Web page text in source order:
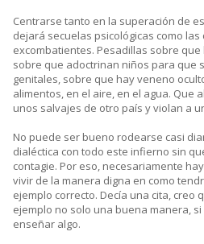
Centrarse tanto en la superación de
dejará secuelas psicológicas como
excombatientes. Pesadillas sobre
sobre que adoctrinan niños para que
genitales, sobre que hay veneno
alimentos, en el aire, en el agua. Que
unos salvajes de otro país y violan a
No puede ser bueno rodearse casi
dialéctica con todo este infierno sin
contagie. Por eso, necesariamente
vivir de la manera digna en como
ejemplo correcto. Decía una cita, creo
ejemplo no solo una buena manera,
enseñar algo.